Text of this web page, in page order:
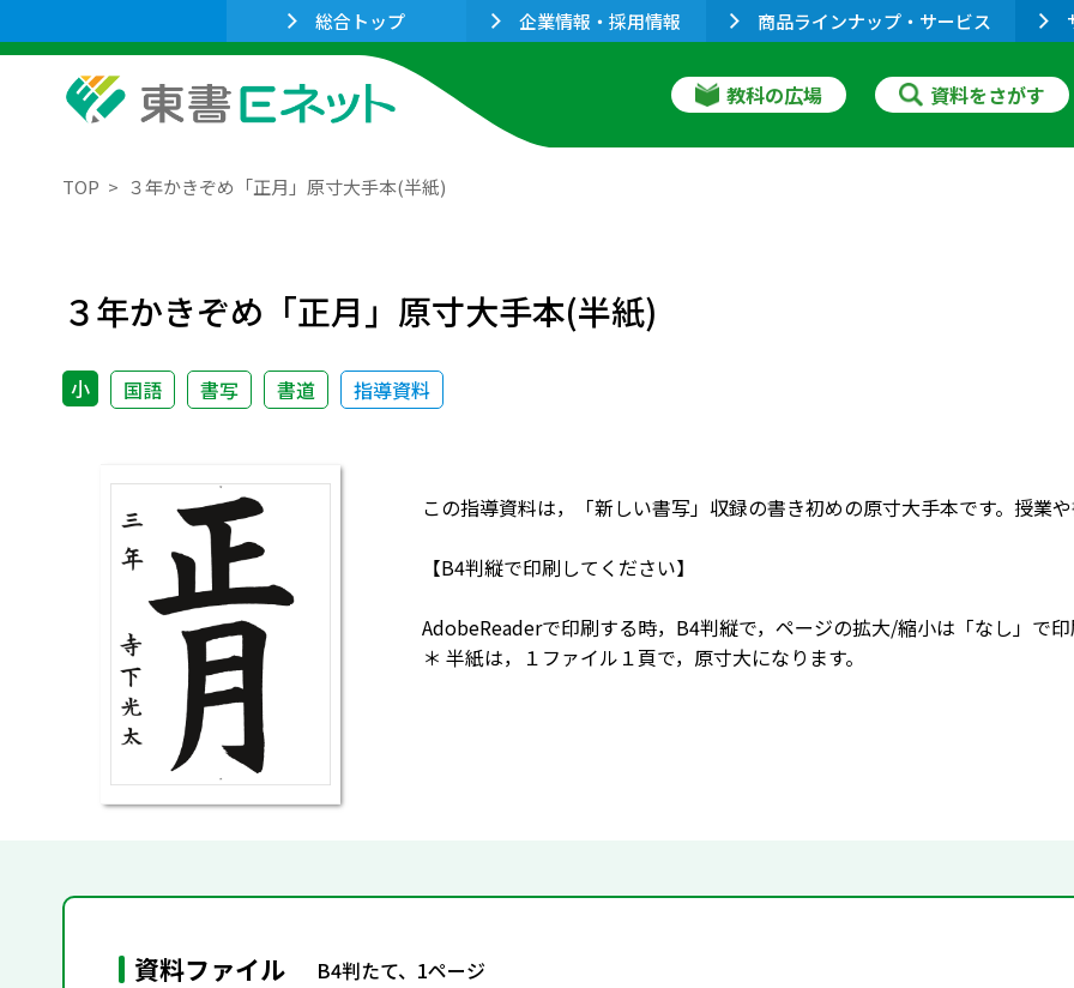
総合トップ 企業情報・採用情報 商品ラインナップ・サービス
教科の広場 資料をさがす
TOP ３年かきぞめ「正月」原寸大手本(半紙)
３年かきぞめ「正月」原寸大手本(半紙)
小 国語 書写 書道 指導資料
この指導資料は，「新しい書写」収録の書き初めの原寸大手本です。授業
【B4判縦で印刷してください】
AdobeReaderで印刷する時，B4判縦で，ページの拡大/縮小は「なし」で印
＊ 半紙は，１ファイル１頁で，原寸大になります。
資料ファイル B4判たて、1ページ